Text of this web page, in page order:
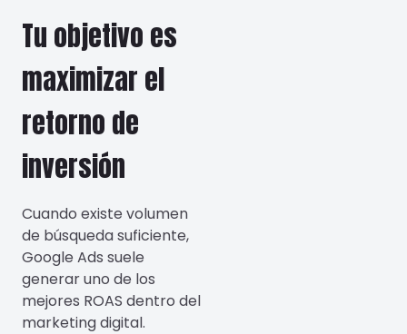
Tu objetivo es
maximizar el
retorno de
inversión
Cuando existe volumen
de búsqueda suficiente,
Google Ads suele
generar uno de los
mejores ROAS dentro del
marketing digital.